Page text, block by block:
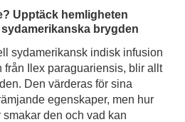
Upptäck hemligheten
brygden
sydamerikansk indisk infusion
från Ilex paraguariensis, blir allt
Den värderas för sina
egenskaper, men hur
den och vad kan